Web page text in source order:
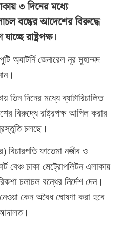
৩ দিনের মধ্যে
বন্ধের আদেশের বিরুদ্ধে
রাষ্ট্রপক্ষ।
জেনারেল নূর মুহাম্মদ
তিন দিনের মধ্যে ব্যাটারিচালিত
বিরুদ্ধে রাষ্ট্রপক্ষ আপিল করার
চলছে।
ফাতেমা নজীব ও
বেঞ্চ ঢাকা মেট্রোপলিটন এলাকায়
চলাচল বন্ধের নির্দেশ দেন।
কেন অবৈধ ঘোষণা করা হবে